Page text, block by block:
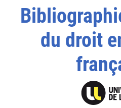
du droit